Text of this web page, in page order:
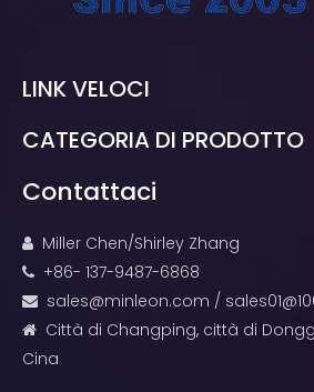
LINK VELOCI
CATEGORIA DI PRODOTTO
Contattaci
 Miller Chen/Shirley Zhang
 +86- 137-9487-6868
 sales@minleon.com /

Città di Changping, città di
Cina